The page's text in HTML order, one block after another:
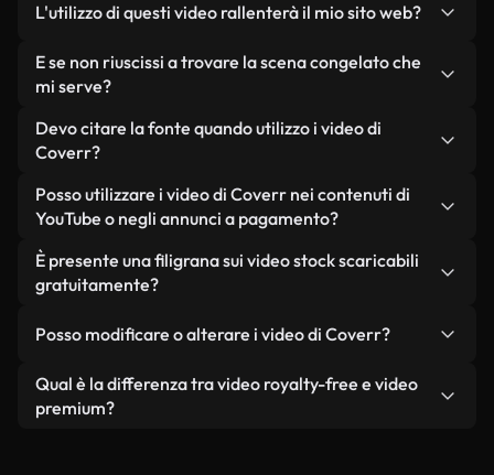
da filmati reali, girati da persone, relativi a
congelato, e da video generati dall'intelligenza
artificiale. Ogni video è chiaramente etichettato,
L'utilizzo di questi video rallenterà il mio sito web?
Non se scegli le nostre versioni ottimizzate.
Offriamo formati leggeri e pronti per il web,
mantengono alta la qualità, riducono al minimo i
tempi di caricamento e migliorano parametri
come LCP.
E se non riuscissi a trovare la scena congelato che
mi serve?
Puoi crearne uno all'istante utilizzando Coverr AI
Studio. Ti basta descrivere la scena, ad esempio
pochi secondi un video personalizzato in
conformità con i nostri standard di licenza.
Devo citare la fonte quando utilizzo i video di
Coverr?
Non è richiesto alcun riconoscimento dell'autore.
Tutti i video presenti nella nostra libreria sono
senza citare il creatore, sebbene sia sempre
gradito.
Posso utilizzare i video di Coverr nei contenuti di
YouTube o negli annunci a pagamento?
Sì. Tutti i filmati di Coverr possono essere utilizzati
in video monetizzati su YouTube, promozioni sui
condizione che non si rivendano o ridistribuiscano
È presente una filigrana sui video stock scaricabili
gratuitamente?
reali o generati dall'intelligenza artificiale, include
filigrane. Avrai a disposizione filmati puliti e pronti
all'uso.
Posso modificare o alterare i video di Coverr?
Sì. Siete liberi di tagliare, ritagliare o remixare i
nostri video. Assicuratevi solo che il prodotto
Qual è la differenza tra video royalty-free e video
premium?